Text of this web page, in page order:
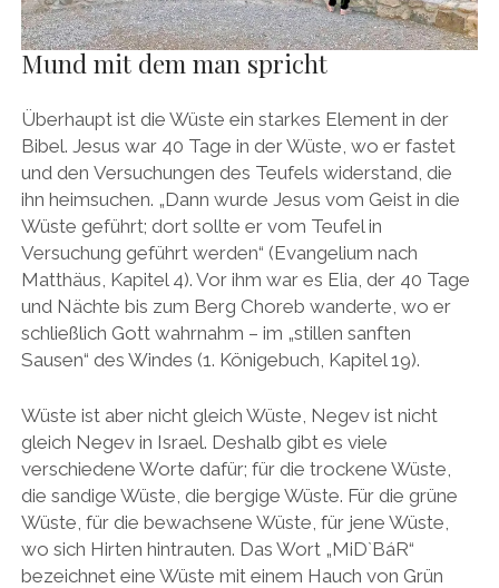
Mund mit dem man spricht
Überhaupt ist die Wüste ein starkes Element in der
Bibel. Jesus war 40 Tage in der Wüste, wo er fastet
und den Versuchungen des Teufels widerstand, die
ihn heimsuchen. „Dann wurde Jesus vom Geist in die
Wüste geführt; dort sollte er vom Teufel in
Versuchung geführt werden“ (Evangelium nach
Matthäus, Kapitel 4). Vor ihm war es Elia, der 40 Tage
und Nächte bis zum Berg Choreb wanderte, wo er
schließlich Gott wahrnahm – im „stillen sanften
Sausen“ des Windes (1. Königebuch, Kapitel 19).
Wüste ist aber nicht gleich Wüste, Negev ist nicht
gleich Negev in Israel. Deshalb gibt es viele
verschiedene Worte dafür; für die trockene Wüste,
die sandige Wüste, die bergige Wüste. Für die grüne
Wüste, für die bewachsene Wüste, für jene Wüste,
wo sich Hirten hintrauten. Das Wort „MiD`BáR“
bezeichnet eine Wüste mit einem Hauch von Grün